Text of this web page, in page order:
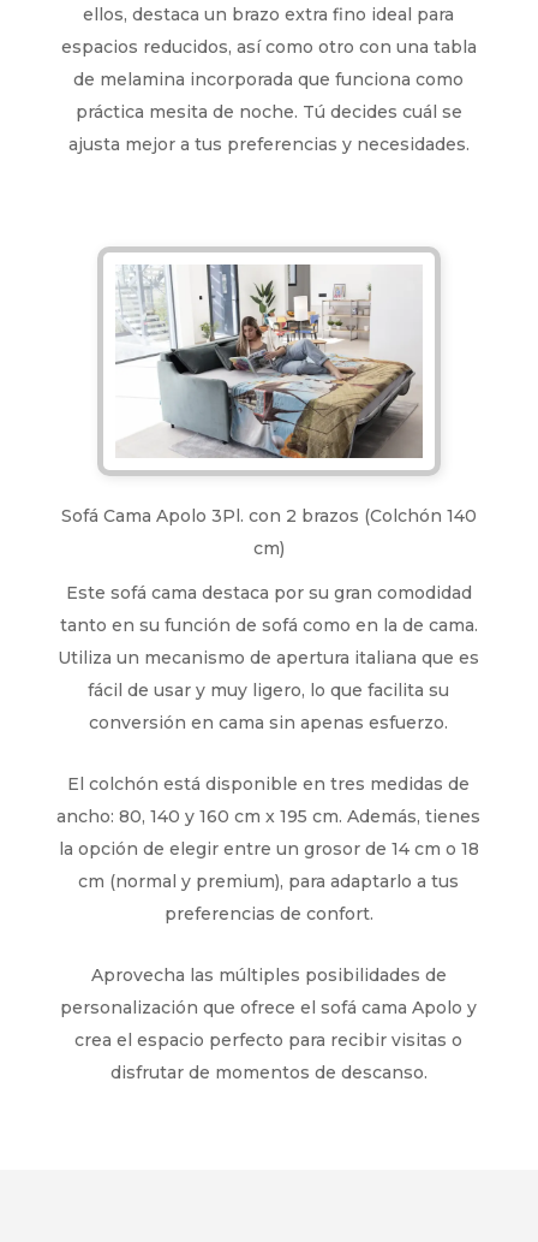
ellos, destaca un brazo extra fino ideal para
espacios reducidos, así como otro con una tabla
de melamina incorporada que funciona como
práctica mesita de noche. Tú decides cuál se
ajusta mejor a tus preferencias y necesidades.
Sofá Cama Apolo 3Pl. con 2 brazos (Colchón 140
cm)
Este sofá cama destaca por su gran comodidad
tanto en su función de sofá como en la de cama.
Utiliza un mecanismo de apertura italiana que es
fácil de usar y muy ligero, lo que facilita su
conversión en cama sin apenas esfuerzo.
El colchón está disponible en tres medidas de
ancho: 80, 140 y 160 cm x 195 cm. Además, tienes
la opción de elegir entre un grosor de 14 cm o 18
cm (normal y premium), para adaptarlo a tus
preferencias de confort.
Aprovecha las múltiples posibilidades de
personalización que ofrece el sofá cama Apolo y
crea el espacio perfecto para recibir visitas o
disfrutar de momentos de descanso.